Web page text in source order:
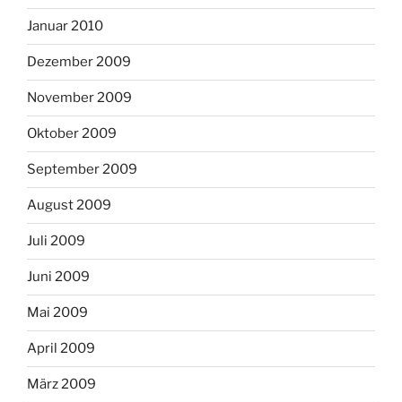
Januar 2010
Dezember 2009
November 2009
Oktober 2009
September 2009
August 2009
Juli 2009
Juni 2009
Mai 2009
April 2009
März 2009